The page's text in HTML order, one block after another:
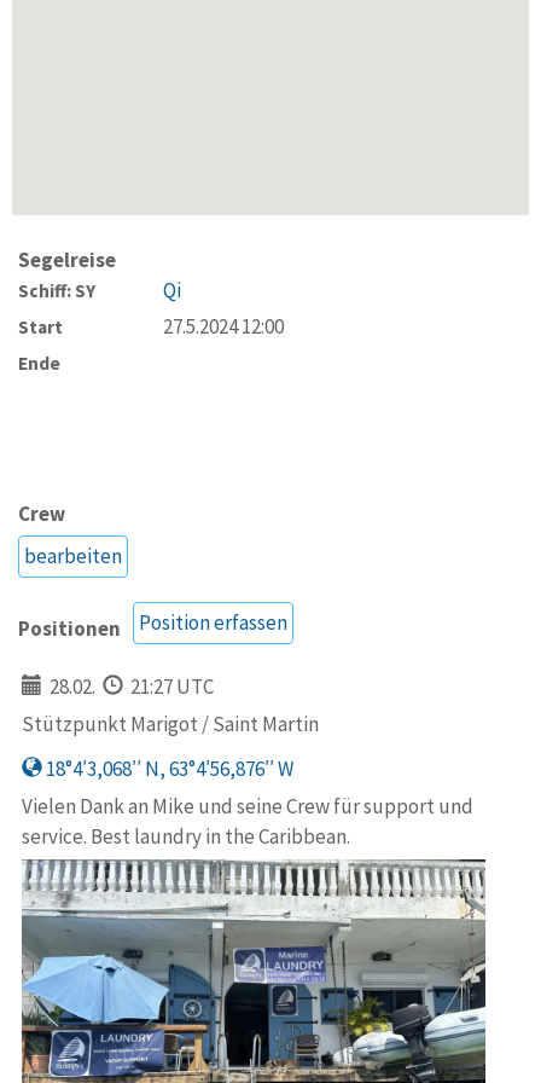
Segelreise
Schiff: SY Qi
Start 27.5.2024 12:00
Ende
Crew
bearbeiten
Positionen Position erfassen
28.02.
21:27 UTC
Stützpunkt Marigot / Saint Martin
18°4′3,068′′ N, 63°4′56,876′′ W
Vielen Dank an Mike und seine Crew für support und
service. Best laundry in the Caribbean.